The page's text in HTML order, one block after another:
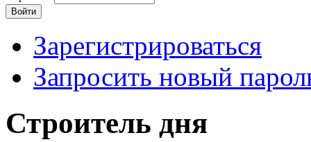
Зарегистрироваться
Запросить новый
Строитель дня